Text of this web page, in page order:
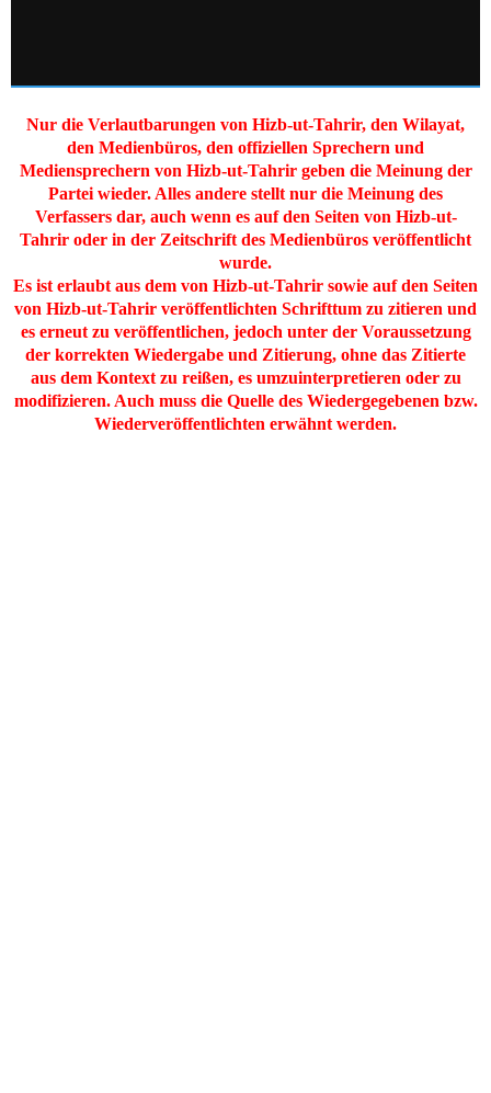
Nur die Verlautbarungen von Hizb-ut-Tahrir, den Wilayat,
den Medienbüros, den offiziellen Sprechern und
Mediensprechern von Hizb-ut-Tahrir geben die Meinung der
Partei wieder. Alles andere stellt nur die Meinung des
Verfassers dar, auch wenn es auf den Seiten von Hizb-ut-
Tahrir oder in der Zeitschrift des Medienbüros veröffentlicht
wurde.
Es ist erlaubt aus dem von Hizb-ut-Tahrir sowie auf den Seiten
von Hizb-ut-Tahrir veröffentlichten Schrifttum zu zitieren und
es erneut zu veröffentlichen, jedoch unter der Voraussetzung
der korrekten Wiedergabe und Zitierung, ohne das Zitierte
aus dem Kontext zu reißen, es umzuinterpretieren oder zu
modifizieren. Auch muss die Quelle des Wiedergegebenen bzw.
Wiederveröffentlichten erwähnt werden.